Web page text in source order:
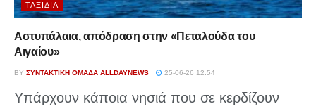
ΤΑΞΊΔΙΑ
Αστυπάλαια, απόδραση στην «Πεταλούδα του
Αιγαίου»
BY ΣΥΝΤΑΚΤΙΚΉ ΟΜΆΔΑ ALLDAYNEWS 25-06-26 12:54
Υπάρχουν κάποια νησιά που σε κερδίζουν